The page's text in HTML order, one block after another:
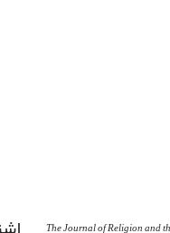
The Journal of Religion and